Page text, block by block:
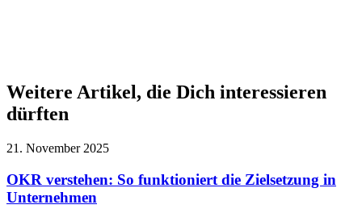
Weitere Artikel, die Dich interessieren
dürften
21. November 2025
OKR verstehen: So funktioniert die Zielsetzung in
Unternehmen